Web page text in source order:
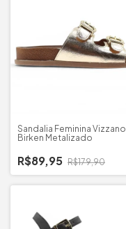
Sandalia Feminina Vizzano
Birken Metalizado
R$89,95 R$179,90